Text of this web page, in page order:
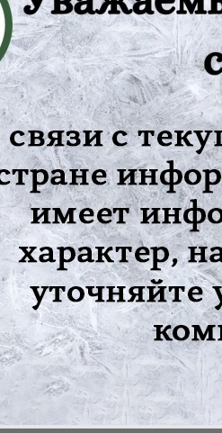
предназначенные для
данный вид
сред. Среди характеристик
представлены лабораторные
изделие для переливания
лекарственных